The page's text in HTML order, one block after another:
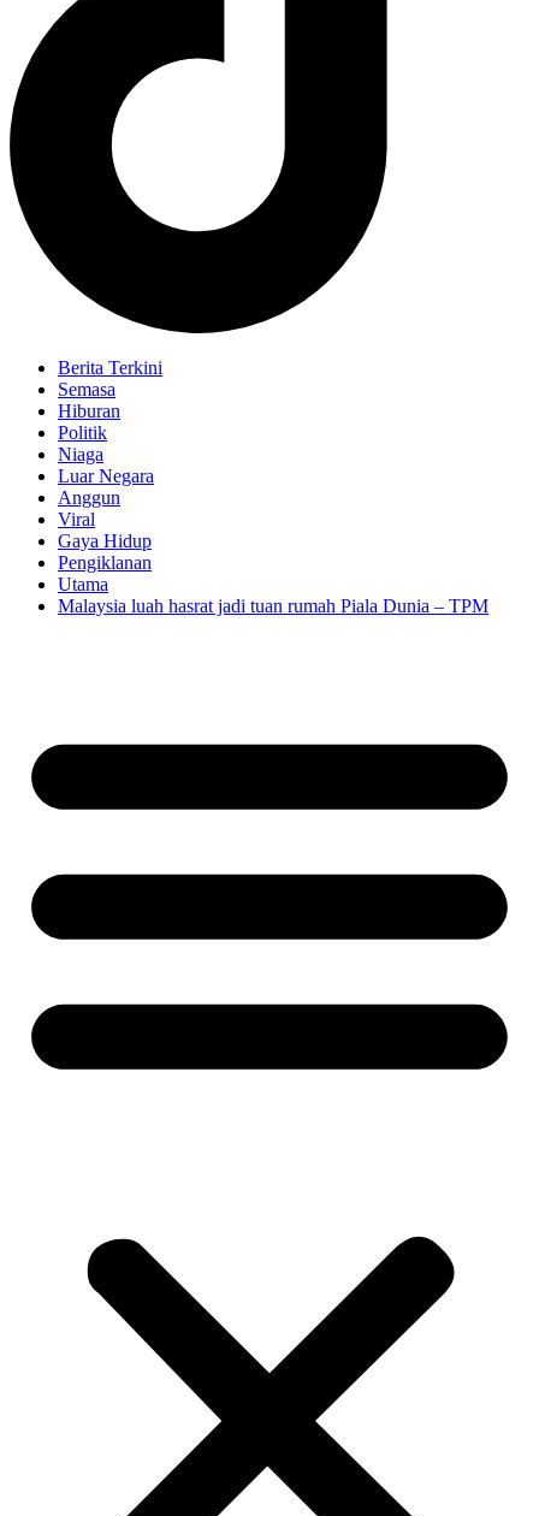
Berita Terkini
Semasa
Hiburan
Politik
Niaga
Luar Negara
Anggun
Viral
Gaya Hidup
Pengiklanan
Utama
Malaysia luah hasrat jadi tuan rumah Piala Dunia – TPM